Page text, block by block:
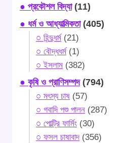
● প্রকৌশল বিদ্যা(11)
● ধর্ম ও আধ্যাত্মিকতা(405)
○ হিন্দুধর্ম (21)
○ বৌদ্ধধর্ম (1)
○ ইসলাম (382)
● কৃষি ও প্রাণিসম্পদ(794)
○ মৎস্য চাষ (57)
○ গবাদি পশু পালন (287)
○ পোল্ট্রি ফার্মিং (30)
○ ফসল চাষাবাদ(356)